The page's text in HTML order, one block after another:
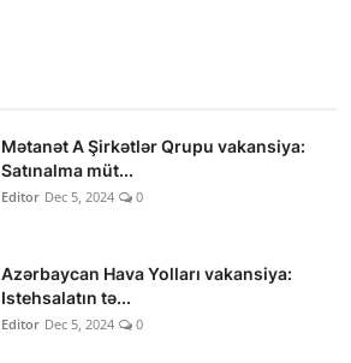
Mətanət A Şirkətlər Qrupu vakansiya:
Satınalma müt...
Editor Dec 5, 2024 0
Azərbaycan Hava Yolları vakansiya:
Istehsalatın tə...
Editor Dec 5, 2024 0